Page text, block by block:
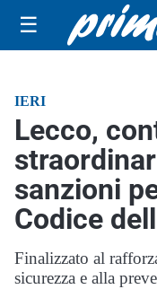
☰
IERI
Lecco,
sanzioni
Codice
Finalizzato al
sicurezza e alla